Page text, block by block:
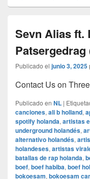
Sevn Alias ft.
Publicado el junio 3, 2025
Contact Us on
Publicado en NL |
canciones, ali b holland,
spotify holanda, artistas
underground holandés,
alternativo holandés,
holandeses, artistas
batallas de rap holanda,
boef, boef habiba, boef
bokoesam, bokoesam